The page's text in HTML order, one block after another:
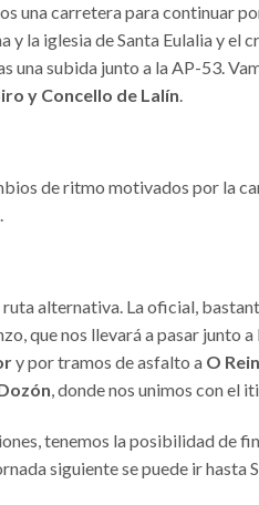
una carretera para continuar
y la iglesia de Santa Eulalia y
subida junto a la AP-53.
y Concello de Lalín.
de ritmo motivados por la
alternativa. La oficial,
que nos llevará a pasar junto
y por tramos de asfalto a O
, donde nos unimos con el
tenemos la posibilidad de
siguiente se puede ir hasta